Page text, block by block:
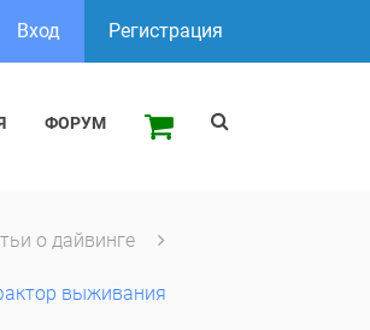
Вход Регистрация
ФОРУМ
о дайвинге
выживания